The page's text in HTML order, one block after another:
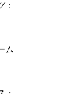
：
ム